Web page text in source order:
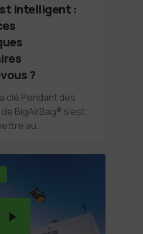
intelligent :
?
clé Pendant des
BigAirBag® s’est
au…